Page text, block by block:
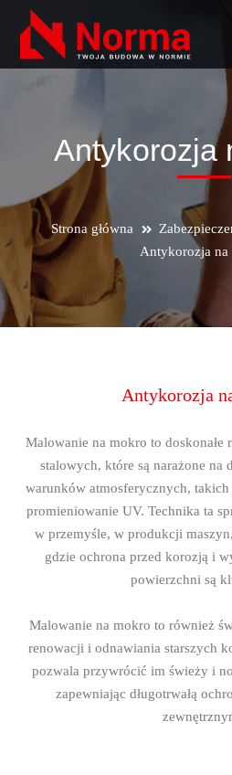
Antykorozja
Strona główna
Antykorozja na
Antykorozja
Malowanie na mokro to
stalowych, które są narażone na
warunków atmosferycznych,
promieniowanie UV. Technika ta
w przemyśle, w produkcji
gdzie ochrona przed korozją i
powierzchni są
Malowanie na mokro to również
renowacji i odnawiania starszych
pozwala przywrócić im świeży i
zapewniając długotrwałą